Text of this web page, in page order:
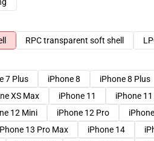
RPC transparent soft shell
7 Plus iPhone 8 iPhone 8 Plus
XS Max iPhone 11 iPhone
12 Mini iPhone 12 Pro
13 Pro Max iPhone 14